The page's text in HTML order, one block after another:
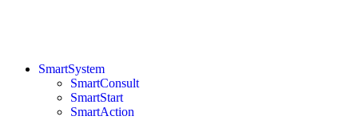
SmartSystem
SmartConsult
SmartStart
SmartAction